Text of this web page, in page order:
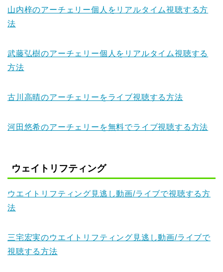
山内梓のアーチェリー個人をリアルタイム視聴する方
法
武藤弘樹のアーチェリー個人をリアルタイム視聴する
方法
古川高晴のアーチェリーをライブ視聴する方法
河田悠希のアーチェリーを無料でライブ視聴する方法
ウェイトリフティング
ウエイトリフティング見逃し動画/ライブで視聴する方
法
三宅宏実のウエイトリフティング見逃し動画/ライブで
視聴する方法